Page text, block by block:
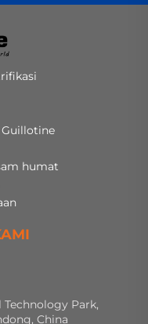
Guillotine
humat
Park,
China